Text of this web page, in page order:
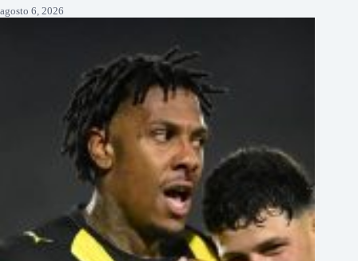
agosto 6, 2026